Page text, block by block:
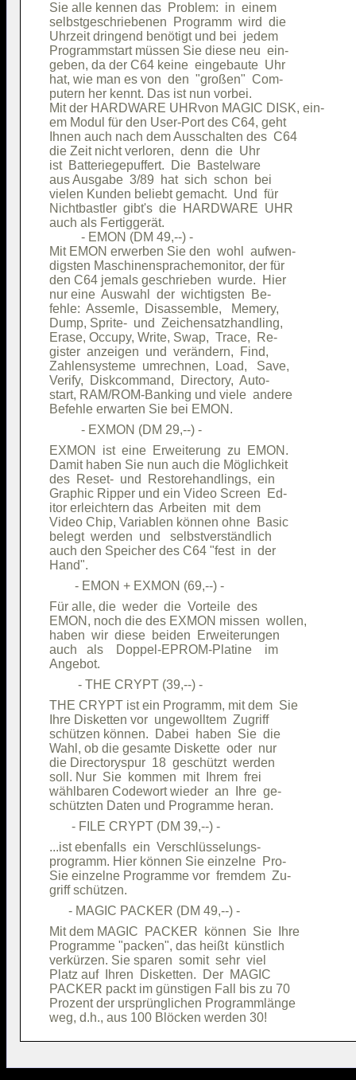
Sie alle kennen das  Problem:  in  einem
selbstgeschriebenen  Programm  wird  die
Uhrzeit dringend benötigt und bei  jedem
Programmstart müssen Sie diese neu  ein-
geben, da der C64 keine  eingebaute  Uhr
hat, wie man es von  den  "großen"  Com-
putern her kennt. Das ist nun vorbei.
Mit der HARDWARE UHRvon MAGIC DISK, ein-
em Modul für den User-Port des C64, geht
Ihnen auch nach dem Ausschalten des  C64
die Zeit nicht verloren,  denn  die  Uhr
ist  Batteriegepuffert.  Die  Bastelware
aus Ausgabe  3/89  hat  sich  schon  bei
vielen Kunden beliebt gemacht.  Und  für
Nichtbastler  gibt's  die  HARDWARE  UHR
auch als Fertiggerät.
          - EMON (DM 49,--) -
Mit EMON erwerben Sie den  wohl  aufwen-
digsten Maschinensprachemonitor, der für
den C64 jemals geschrieben  wurde.  Hier
nur eine  Auswahl  der  wichtigsten  Be-
fehle:  Assemle,  Disassemble,   Memery,
Dump, Sprite-  und  Zeichensatzhandling,
Erase, Occupy, Write, Swap,  Trace,  Re-
gister  anzeigen  und  verändern,  Find,
Zahlensysteme  umrechnen,  Load,   Save,
Verify,  Diskcommand,  Directory,  Auto-
start, RAM/ROM-Banking und viele  andere
EXMON  ist  eine  Erweiterung  zu  EMON.
Damit haben Sie nun auch die Möglichkeit
des  Reset-  und  Restorehandlings,  ein
Graphic Ripper und ein Video Screen  Ed-
itor erleichtern das  Arbeiten  mit  dem
Video Chip, Variablen können ohne  Basic
belegt  werden  und   selbstverständlich
auch den Speicher des C64 "fest  in  der
Für alle, die  weder  die  Vorteile  des
EMON, noch die des EXMON missen  wollen,
haben  wir  diese  beiden  Erweiterungen
auch   als    Doppel-EPROM-Platine    im
THE CRYPT ist ein Programm, mit dem  Sie
Ihre Disketten vor  ungewolltem  Zugriff
schützen können.  Dabei  haben  Sie  die
Wahl, ob die gesamte Diskette  oder  nur
die Directoryspur  18  geschützt  werden
soll. Nur  Sie  kommen  mit  Ihrem  frei
wählbaren Codewort wieder  an  Ihre  ge-
...ist ebenfalls  ein  Verschlüsselungs-
programm. Hier können Sie einzelne  Pro-
Sie einzelne Programme vor  fremdem  Zu-
Mit dem MAGIC  PACKER  können  Sie  Ihre
Programme "packen", das heißt  künstlich
verkürzen. Sie sparen  somit  sehr  viel
Platz auf  Ihren  Disketten.  Der  MAGIC
PACKER packt im günstigen Fall bis zu 70
Prozent der ursprünglichen Programmlänge